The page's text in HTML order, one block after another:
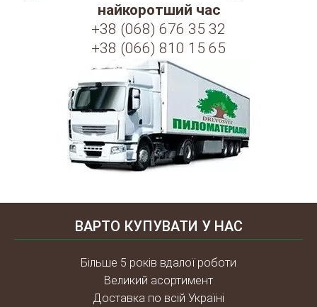
найкоротший час
+38 (068) 676 35 32
+38 (066) 810 15 65
ВАРТО КУПУВАТИ У НАС
Більше 5 років вдалої роботи
Великий асортимент
Доставка по всій Україні